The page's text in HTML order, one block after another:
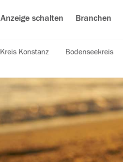
Anzeige schalten Branchen
Kreis Konstanz Bodenseekreis